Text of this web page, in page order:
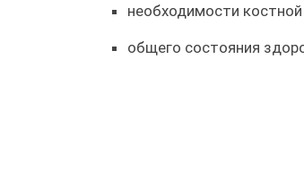
необходимости
общего состояния